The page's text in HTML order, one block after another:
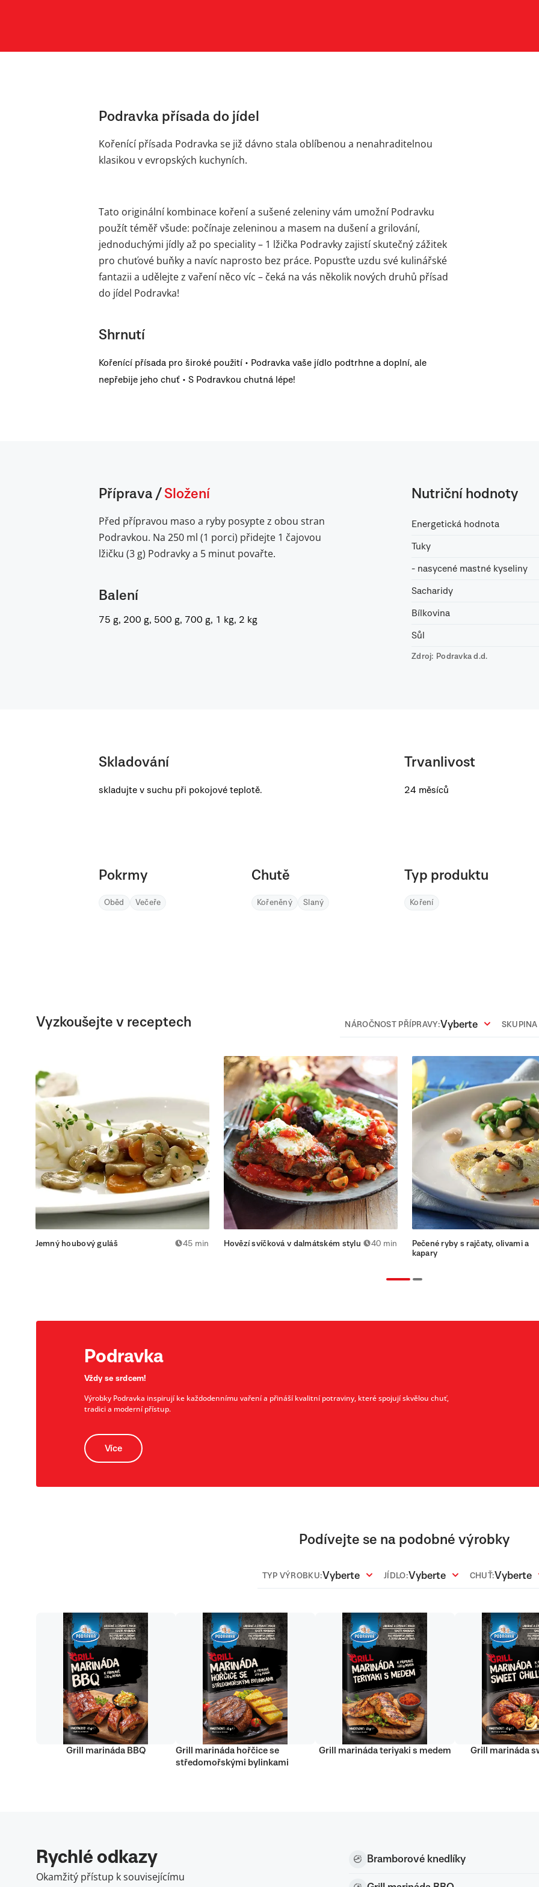
Podravka přísada do jídel
Kořenící přísada Podravka se již dávno stala oblíbenou a nenahraditelnou
klasikou v evropských kuchyních.
Tato originální kombinace koření a sušené zeleniny vám umožní Podravku
použít téměř všude: počínaje zeleninou a masem na dušení a grilování,
jednoduchými jídly až po speciality – 1 lžička Podravky zajistí skutečný zážitek
pro chuťové buňky a navíc naprosto bez práce. Popusťte uzdu své kulinářské
fantazii a udělejte z vaření něco víc – čeká na vás několik nových druhů přísad
do jídel Podravka!
Shrnutí
Kořenící přísada pro široké použití • Podravka vaše jídlo podtrhne a doplní, ale
nepřebije jeho chuť • S Podravkou chutná lépe!
Příprava / Složení
Před přípravou maso a ryby posypte z obou stran
Podravkou. Na 250 ml (1 porci) přidejte 1 čajovou
lžičku (3 g) Podravky a 5 minut povařte.
Balení
75 g, 200 g, 500 g, 700 g, 1 kg, 2 kg
Nutriční hodnoty
Energetická hodnota
Tuky
- nasycené mastné kyseliny
Sacharidy
Bílkovina
Sůl
Zdroj: Podravka d.d.
Skladování
skladujte v suchu při pokojové teplotě.
Trvanlivost
24 měsíců
Pokrmy
Oběd Večeře
Chutě
Kořeněný Slaný
Typ produktu
Koření
Vyzkoušejte v receptech NÁROČNOST PŘÍPRAVY:Vyberte
Jemný houbový guláš 45 min Hovězí svíčková v dalmátském stylu 40 min
Pečené ryby s rajčaty, olivami a
kapary
Podravka
Vždy se srdcem!
Výrobky Podravka inspirují ke každodennímu vaření a přináší kvalitní potraviny, které spojují skvělou chuť,
tradici a moderní přístup.
Více
Podívejte se na podobné výrobky
TYP VÝROBKU:Vyberte JÍDLO:Vyberte CHUŤ:Vyberte
Grill marináda BBQ
Grill marináda hořčice se
středomořskými bylinkami
Grill marináda teriyaki s medem Grill marináda
Rychlé odkazy
Okamžitý přístup k souvisejícímu
Bramborové knedlíky